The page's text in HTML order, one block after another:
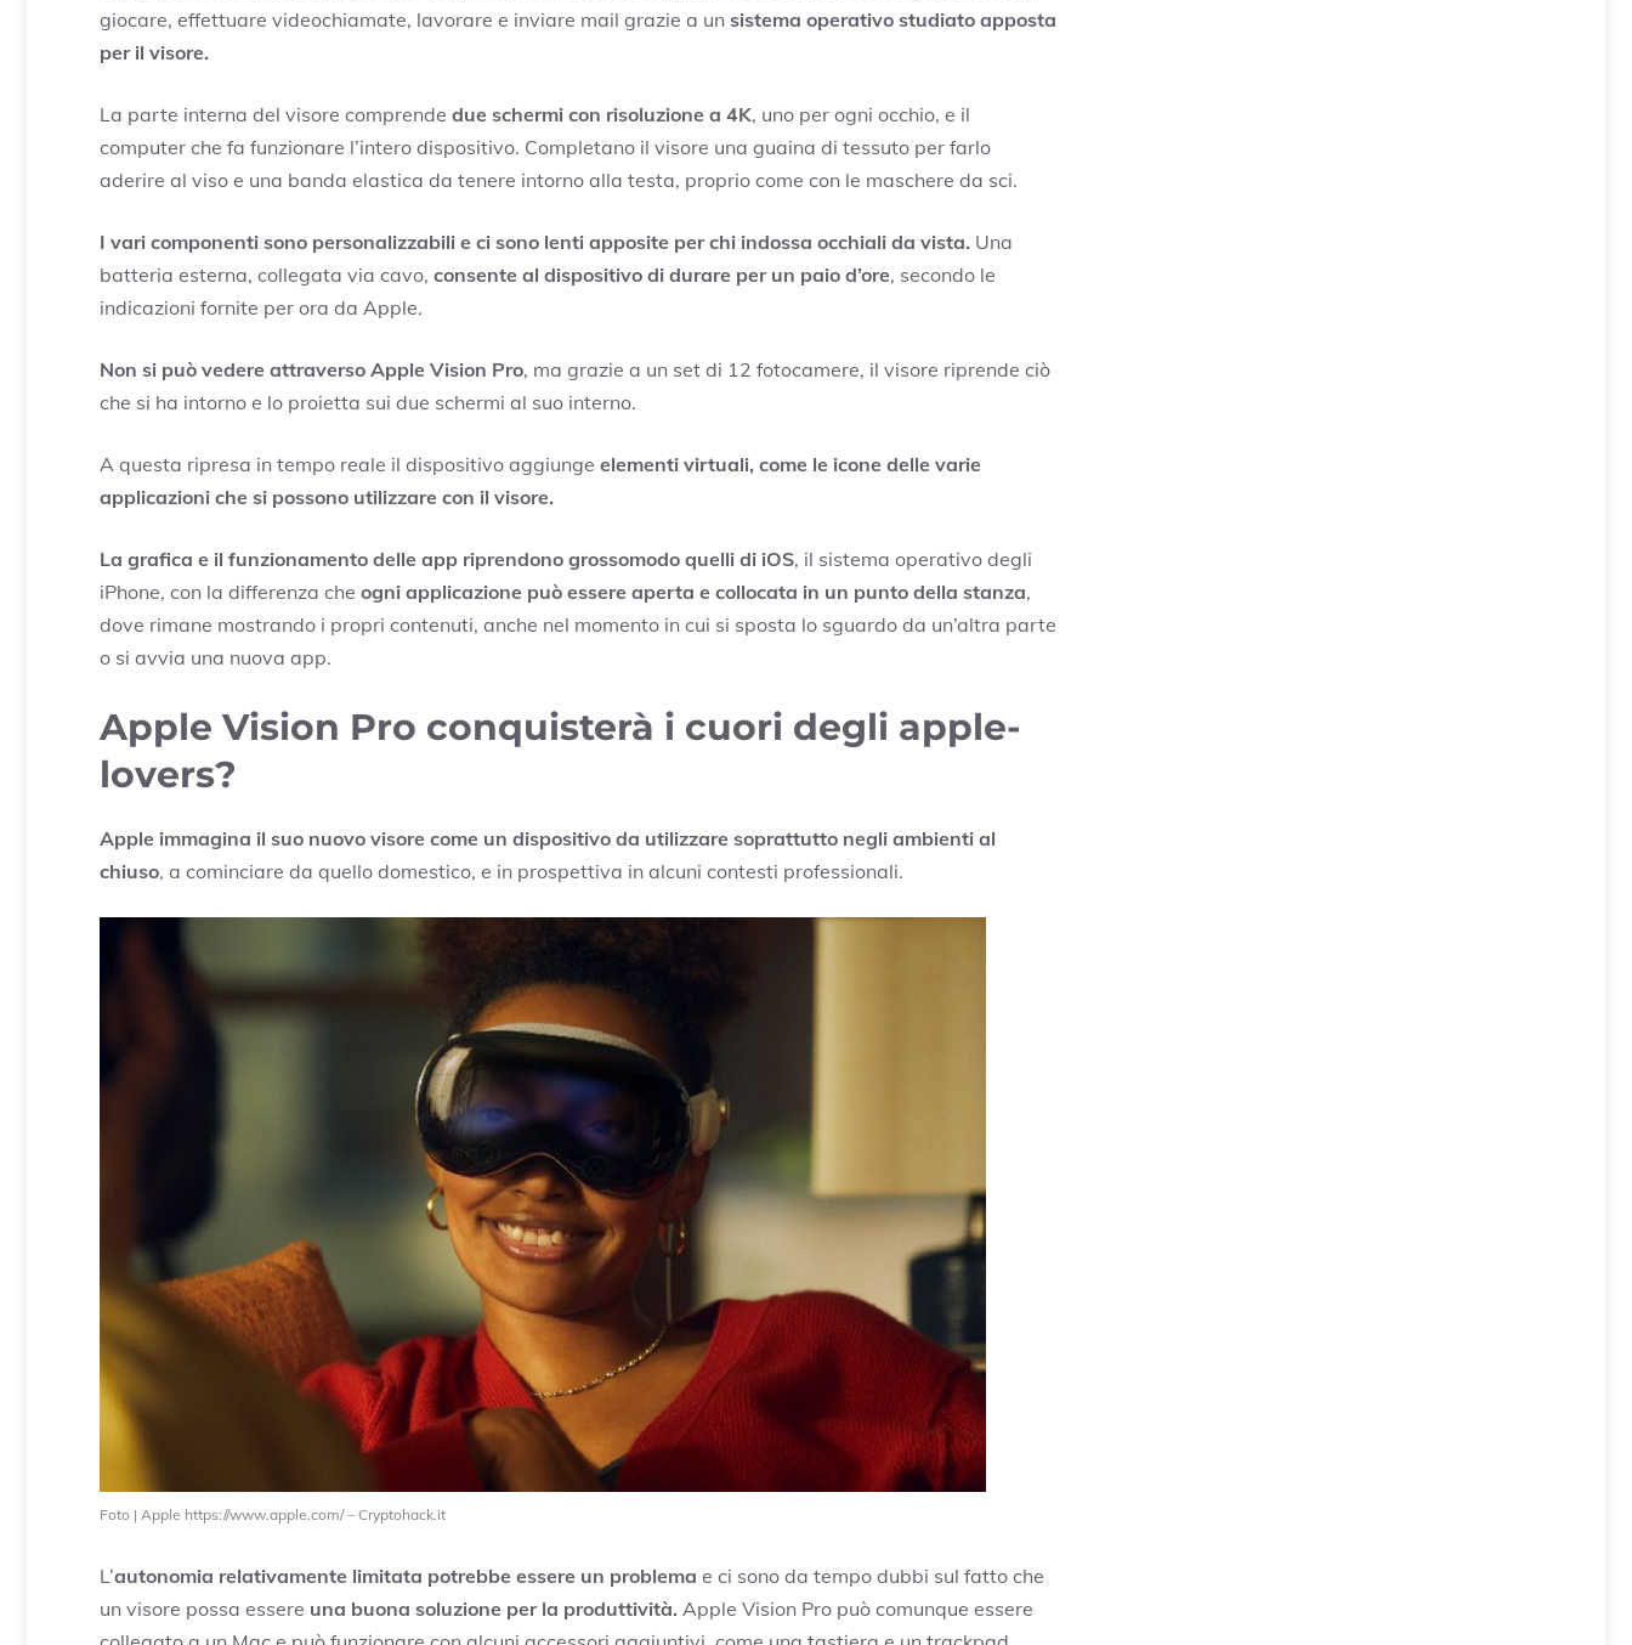
giocare, effettuare videochiamate, lavorare e inviare mail grazie a un sistema operativo studiato apposta
per il visore.
La parte interna del visore comprende due schermi con risoluzione a 4K, uno per ogni occhio, e il
computer che fa funzionare l’intero dispositivo. Completano il visore una guaina di tessuto per farlo
aderire al viso e una banda elastica da tenere intorno alla testa, proprio come con le maschere da sci.
I vari componenti sono personalizzabili e ci sono lenti apposite per chi indossa occhiali da vista. Una
batteria esterna, collegata via cavo, consente al dispositivo di durare per un paio d’ore, secondo le
indicazioni fornite per ora da Apple.
Non si può vedere attraverso Apple Vision Pro, ma grazie a un set di 12 fotocamere, il visore riprende ciò
che si ha intorno e lo proietta sui due schermi al suo interno.
A questa ripresa in tempo reale il dispositivo aggiunge elementi virtuali, come le icone delle varie
applicazioni che si possono utilizzare con il visore.
La grafica e il funzionamento delle app riprendono grossomodo quelli di iOS, il sistema operativo degli
iPhone, con la differenza che ogni applicazione può essere aperta e collocata in un punto della stanza,
dove rimane mostrando i propri contenuti, anche nel momento in cui si sposta lo sguardo da un’altra parte
o si avvia una nuova app.
Apple Vision Pro conquisterà i cuori degli apple-
lovers?
Apple immagina il suo nuovo visore come un dispositivo da utilizzare soprattutto negli ambienti al
chiuso, a cominciare da quello domestico, e in prospettiva in alcuni contesti professionali.
Foto | Apple https://www.apple.com/ – Cryptohack.it
L’autonomia relativamente limitata potrebbe essere un problema e ci sono da tempo dubbi sul fatto che
un visore possa essere una buona soluzione per la produttività. Apple Vision Pro può comunque essere